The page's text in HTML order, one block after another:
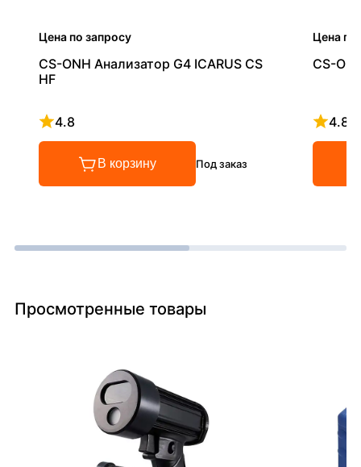
Цена по запросу
CS-ONH Анализатор G4 ICARUS CS
HF
4.8
Рейтинг 4.8 из 5
В корзину Под заказ
Цена по
CS-
4.8
Просмотренные товары